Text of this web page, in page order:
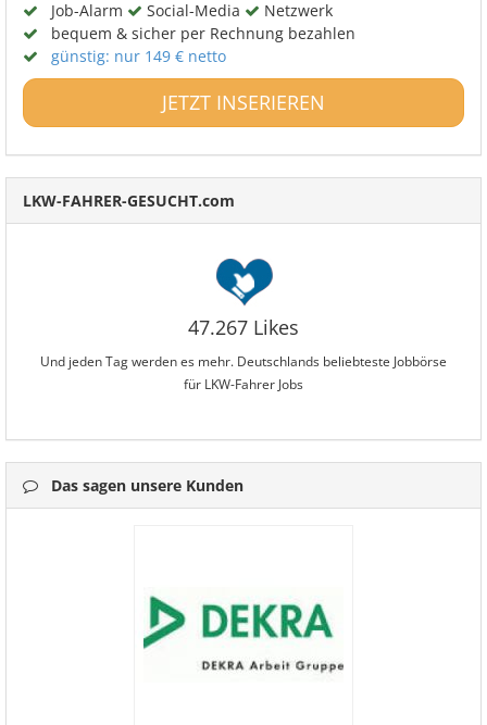
Job-Alarm
Social-Media
Netzwerk
bequem & sicher per Rechnung bezahlen
günstig: nur 149 € netto
JETZT INSERIEREN
LKW-FAHRER-GESUCHT.com
47.267 Likes
Und jeden Tag werden es mehr. Deutschlands beliebteste Jobbörse
für LKW-Fahrer Jobs
Das sagen unsere Kunden